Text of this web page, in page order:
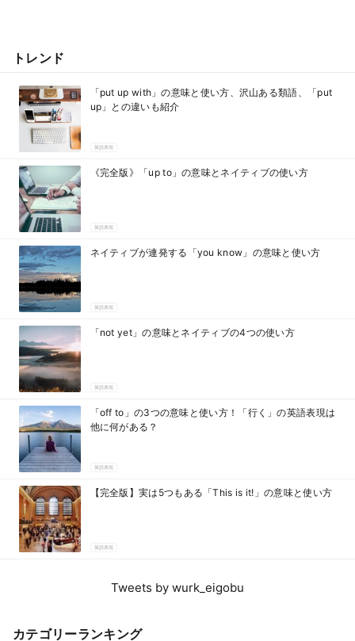
トレンド
「put up with」の意味と使い方、沢山ある類語、「put
up」との違いも紹介
英語表現
《完全版》「up to」の意味とネイティブの使い方
英語表現
ネイティブが連発する「you know」の意味と使い方
英語表現
「not yet」の意味とネイティブの4つの使い方
英語表現
「off to」の3つの意味と使い方！「行く」の英語表現は
他に何がある？
英語表現
【完全版】実は5つもある「This is it!」の意味と使い方
英語表現
Tweets by wurk_eigobu
カテゴリーランキング